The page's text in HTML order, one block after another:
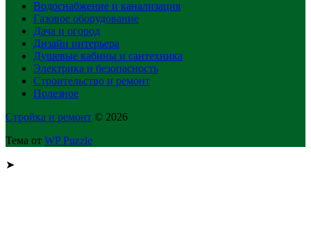
Водоснабжение и канализация
Газовое оборудование
Дача и огород
Дизайн интерьера
Душевые кабины и сантехника
Электрика и безопасность
Строительство и ремонт
Полезное
Стройка и ремонт © 2026
Тема от WP Puzzle
➤